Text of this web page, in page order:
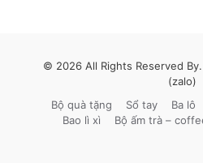
© 2026 All Rights Reserved By.
(zalo)
Bộ quà tặng
Sổ tay Ba lô
Bao lì xì
Bộ ấm trà –